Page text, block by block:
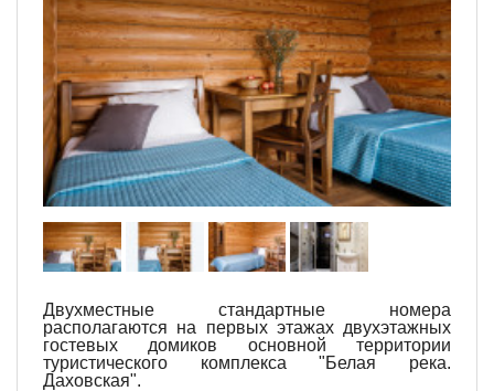
Двухместные стандартные номера
располагаются на первых этажах двухэтажных
гостевых домиков основной территории
туристического комплекса "Белая река.
Даховская".